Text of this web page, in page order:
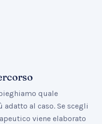
quale
al caso. Se scegli
viene elaborato